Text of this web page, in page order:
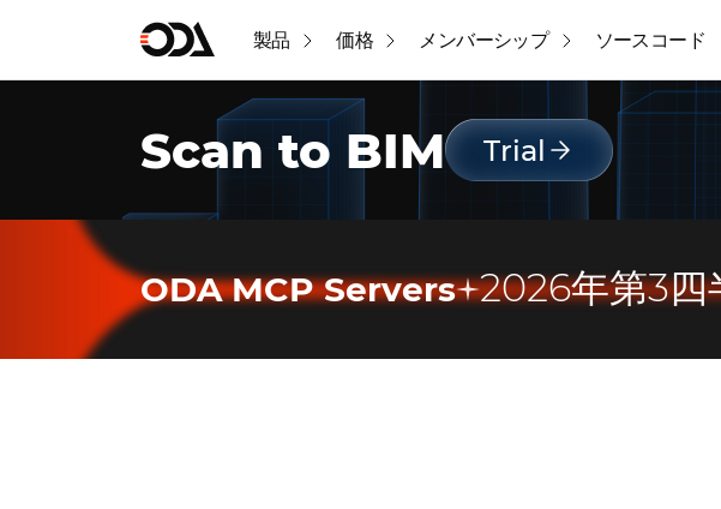
製品 価格 メンバーシップ ソースコード
Scan to BIM Trial
ODA MCP Servers 2026年第3四